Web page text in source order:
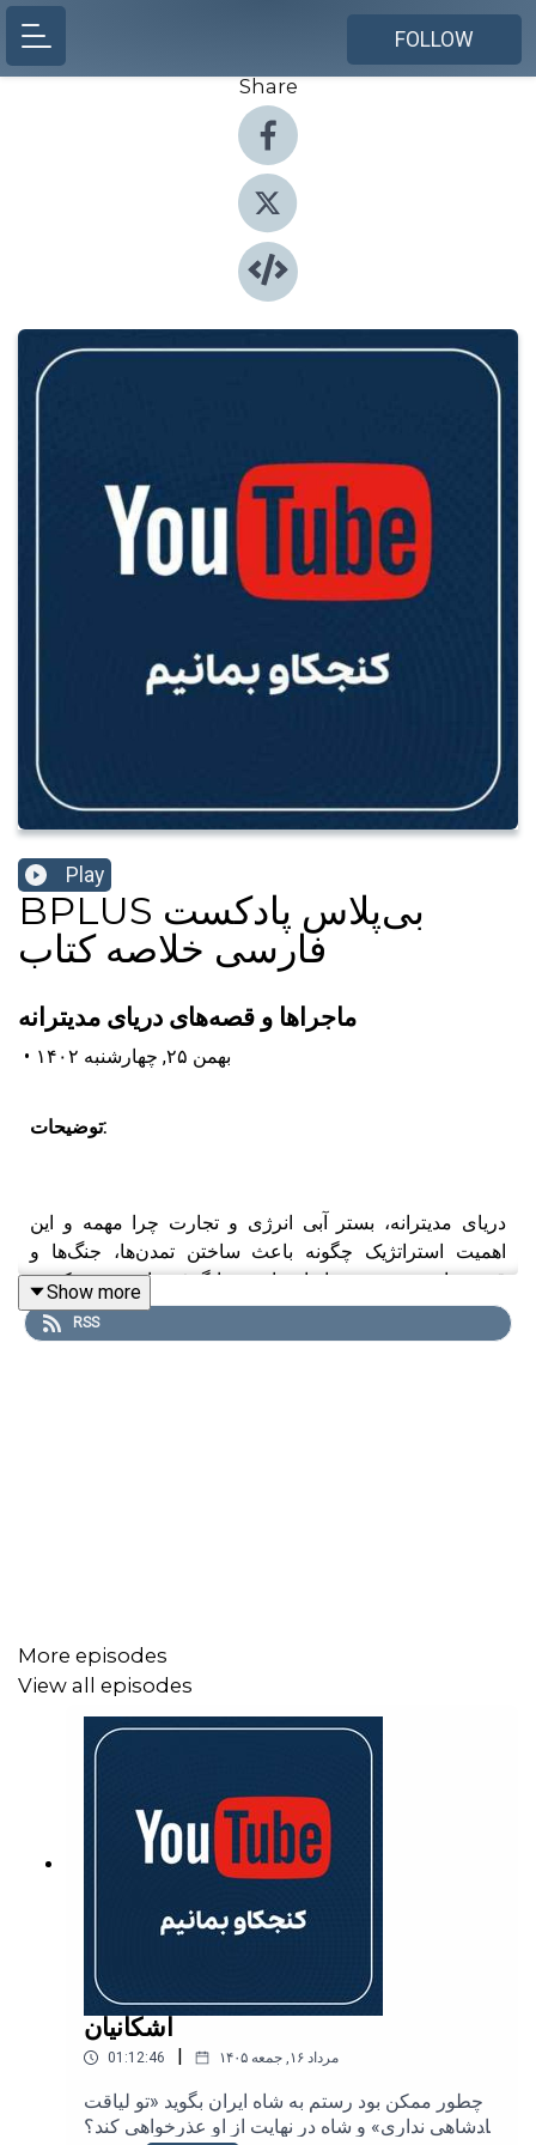
FOLLOW
Share
Play
‌BPLUS بی‌پلاس پادکست
فارسی خلاصه کتاب
ماجراها و قصه‌های دریای مدیترانه
• ۱۴۰۲ بهمن ۲۵, چهارشنبه
توضیحات:
دریای مدیترانه، بستر آبی انرژی و تجارت چرا مهمه و این
اهمیت استراتژیک چگونه باعث ساختن تمدن‌ها، جنگ‌ها و
قدرت‌ها بوده و هست. از امپراتوری‌ها گرفته تا چین و ترکیه و
روسیه‌ی امروز.
کانال تلگرام بی‌پلاس
The Great Sea: A Human History of the
Mediterranean by David Abulafia
Lost Worlds of the Mediterranean
What Would Happen If We Drained the Mediterranean
The Plan to Drain the Mediterranean Sea
Show more
RSS
More episodes
View all episodes
اشکانیان
01:12:46 | ۱۴۰۵ مرداد ۱۶, جمعه
چطور ممکن بود رستم به شاه ایران بگوید «تو لیاقت
پادشاهی نداری» و شاه در نهایت از او عذرخواهی کند؟